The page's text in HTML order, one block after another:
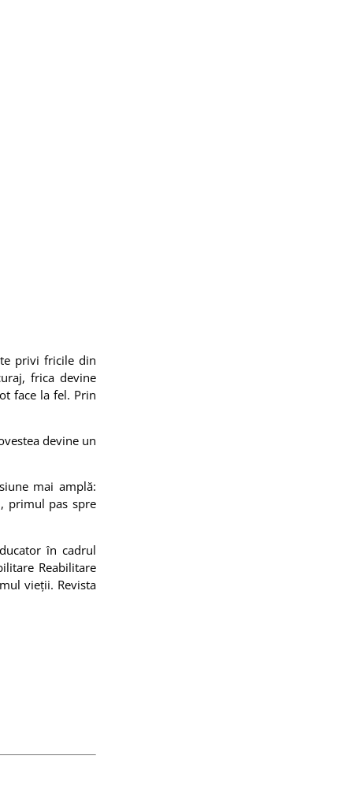
privi fricile din
frica devine
face la fel. Prin
devine un
mai amplă:
primul pas spre
în cadrul
Reabilitare
vieții. Revista